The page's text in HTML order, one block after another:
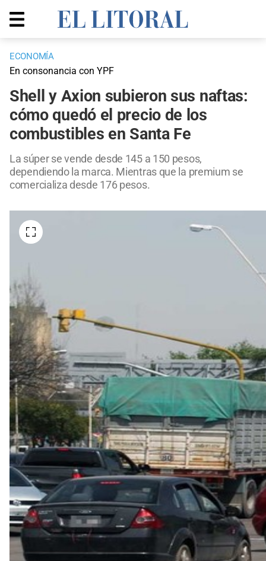
ECONOMÍA
En consonancia con YPF
Shell y Axion subieron sus naftas:
cómo quedó el precio de los
combustibles en Santa Fe
La súper se vende desde 145 a 150 pesos,
dependiendo la marca. Mientras que la premium se
comercializa desde 176 pesos.